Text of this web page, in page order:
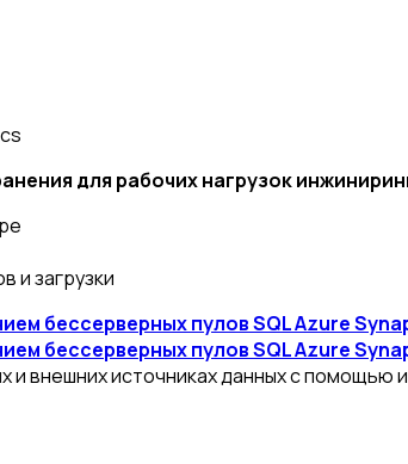
для рабочих нагрузок
и загрузки
бессерверных пулов SQL Azure
бессерверных пулов SQL Azure
внешних источниках данных с